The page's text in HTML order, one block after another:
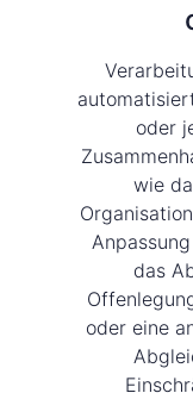
oder
wie
das
oder eine